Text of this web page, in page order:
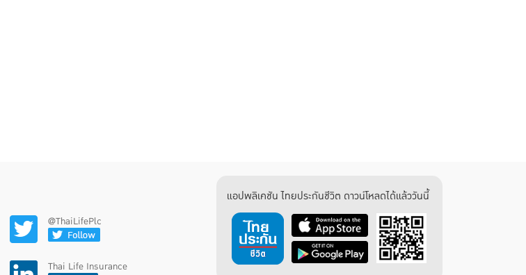
@ThaiLifePlc
Thai Life Insurance
แอปพลิเคชัน ไทยประกันชีวิต ดาวน์โหลดได้แล้ววันนี้